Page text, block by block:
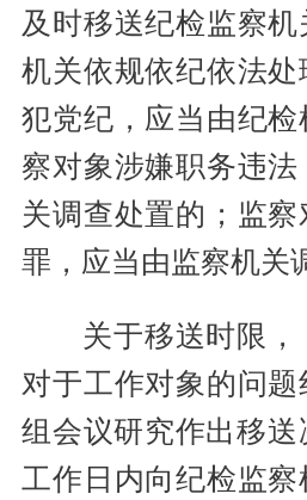
及时移送纪检监察
机关依规依纪依法
犯党纪，应当由纪
察对象涉嫌职务违
关调查处置的；监
罪，应当由监察机关
关于移送时限，
对于工作对象的问
组会议研究作出移送
工作日内向纪检监